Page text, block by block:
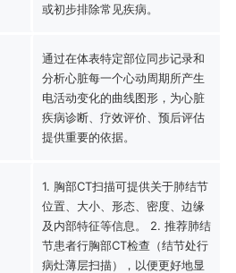
或初步排除常见疾病。
通过在体表特定部位同步记录和
分析心脏每一个心动周期所产生
电活动变化的曲线图形，为心脏
疾病诊断、疗效评价、预后评估
提供重要的依据。
1. 胸部CT扫描可提供关于肺结节
位置、大小、形态、密度、边缘
及内部特征等信息。 2. 推荐肺结
节患者行胸部CT检查（结节处行
病灶薄层扫描），以便更好地显